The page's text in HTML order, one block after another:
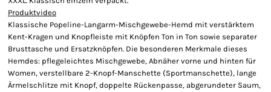
Produktvideo
Klassische Popeline-Langarm-Mischgewebe-Hemd mit verstärktem
Kent-Kragen und Knopfleiste mit Knöpfen Ton in Ton sowie separater
Brusttasche und Ersatzknöpfen. Die besonderen Merkmale dieses
Hemdes: pflegeleichtes Mischgewebe, Abnäher vorne und hinten für
Women, verstellbare 2-Knopf-Manschette (Sportmanschette), lange
Ärmelschlitze mit Knopf, doppelte Rückenpasse, abgerundeter Saum,